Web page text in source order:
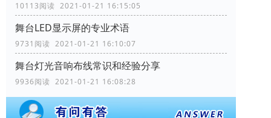
10113阅读 2021-01-21 16:15:05
舞台LED显示屏的专业术语
9731阅读 2021-01-21 16:10:07
舞台灯光音响布线常识和经验分享
9936阅读 2021-01-21 16:08:28